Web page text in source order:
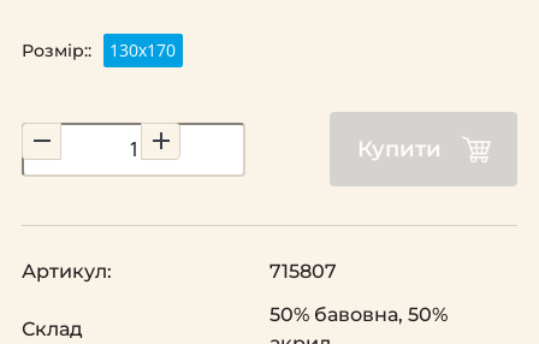
Розмір:: 130x170
Купити
Артикул: 715807
Склад
50% бавовна, 50%